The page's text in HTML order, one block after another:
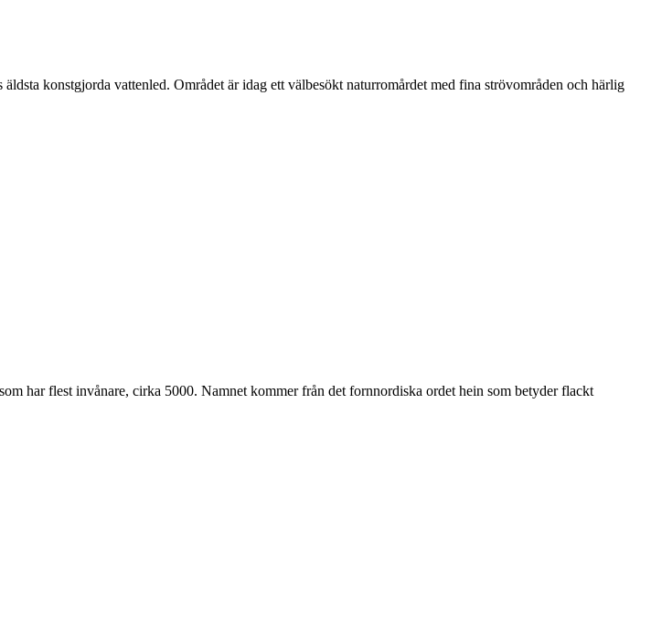
konstgjorda vattenled. Området är idag ett välbesökt naturromårdet med fina strövområden och härlig
har flest invånare, cirka 5000. Namnet kommer från det fornnordiska ordet hein som betyder flackt